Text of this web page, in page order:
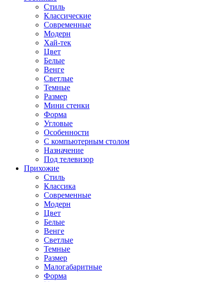
Стиль
Классические
Современные
Модерн
Хай-тек
Цвет
Белые
Венге
Светлые
Темные
Размер
Мини стенки
Форма
Угловые
Особенности
С компьютерным столом
Назначение
Под телевизор
Прихожие
Стиль
Классика
Современные
Модерн
Цвет
Белые
Венге
Светлые
Темные
Размер
Малогабаритные
Форма